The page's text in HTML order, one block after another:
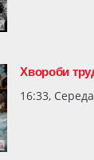
Хвороби
16:33,